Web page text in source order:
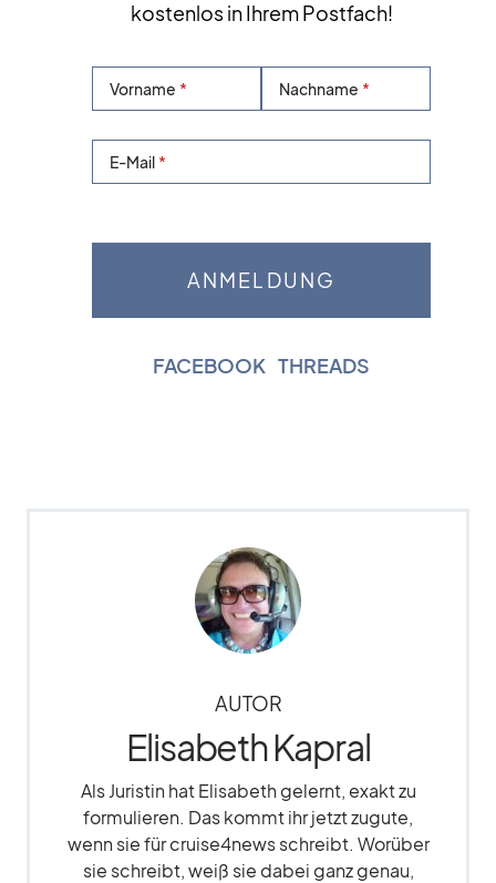
kostenlos in Ihrem Postfach!
Vorname Nachname
E-Mail
FACEBOOK THREADS
AUTOR
Elisabeth Kapral
Als Juristin hat Elisabeth gelernt, exakt zu
formulieren. Das kommt ihr jetzt zugute,
wenn sie für cruise4news schreibt. Worüber
sie schreibt, weiß sie dabei ganz genau,